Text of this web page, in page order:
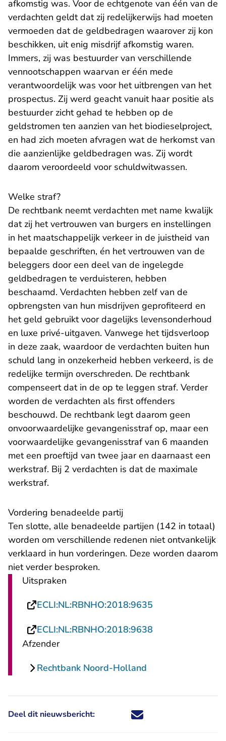
afkomstig was. Voor de echtgenote van één van de
verdachten geldt dat zij redelijkerwijs had moeten
vermoeden dat de geldbedragen waarover zij kon
beschikken, uit enig misdrijf afkomstig waren.
Immers, zij was bestuurder van verschillende
vennootschappen waarvan er één mede
verantwoordelijk was voor het uitbrengen van het
prospectus. Zij werd geacht vanuit haar positie als
bestuurder zicht gehad te hebben op de
geldstromen ten aanzien van het biodieselproject,
en had zich moeten afvragen wat de herkomst van
die aanzienlijke geldbedragen was. Zij wordt
daarom veroordeeld voor schuldwitwassen.
Welke straf?
De rechtbank neemt verdachten met name kwalijk
dat zij het vertrouwen van burgers en instellingen
in het maatschappelijk verkeer in de juistheid van
bepaalde geschriften, én het vertrouwen van de
beleggers door een deel van de ingelegde
geldbedragen te verduisteren, hebben
beschaamd. Verdachten hebben zelf van de
opbrengsten van hun misdrijven geprofiteerd en
het geld gebruikt voor dagelijks levensonderhoud
en luxe privé-uitgaven. Vanwege het tijdsverloop
in deze zaak, waardoor de verdachten buiten hun
schuld lang in onzekerheid hebben verkeerd, is de
redelijke termijn overschreden. De rechtbank
compenseert dat in de op te leggen straf. Verder
worden de verdachten als first offenders
beschouwd. De rechtbank legt daarom geen
onvoorwaardelijke gevangenisstraf op, maar een
voorwaardelijke gevangenisstraf van 6 maanden
met een proeftijd van twee jaar en daarnaast een
werkstraf. Bij 2 verdachten is dat de maximale
werkstraf.
Vordering benadeelde partij
Ten slotte, alle benadeelde partijen (142 in totaal)
worden om verschillende redenen niet ontvankelijk
verklaard in hun vorderingen. Deze worden daarom
niet verder besproken.
Uitspraken
ECLI:NL:RBNHO:2018:9635
ECLI:NL:RBNHO:2018:9638
Afzender
Rechtbank Noord-Holland
Deel dit nieuwsbericht: Deel dit nieuwsbericht via X -
Deel dit nieuwsbericht via
Deel dit nieuwsbericht
Deel dit